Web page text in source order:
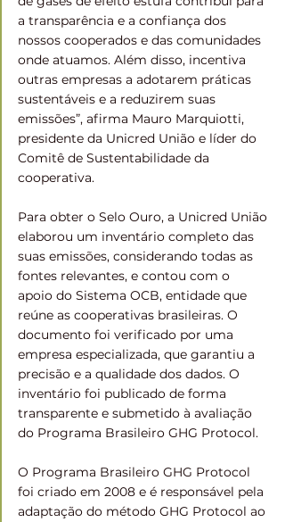
a transparência e a confiança dos
nossos cooperados e das comunidades
onde atuamos. Além disso, incentiva
outras empresas a adotarem práticas
sustentáveis e a reduzirem suas
emissões”, afirma Mauro Marquiotti,
presidente da Unicred União e líder do
Comitê de Sustentabilidade da
cooperativa.
Para obter o Selo Ouro, a Unicred União
elaborou um inventário completo das
suas emissões, considerando todas as
fontes relevantes, e contou com o
apoio do Sistema OCB, entidade que
reúne as cooperativas brasileiras. O
documento foi verificado por uma
empresa especializada, que garantiu a
precisão e a qualidade dos dados. O
inventário foi publicado de forma
transparente e submetido à avaliação
do Programa Brasileiro GHG Protocol.
O Programa Brasileiro GHG Protocol
foi criado em 2008 e é responsável pela
adaptação do método GHG Protocol ao